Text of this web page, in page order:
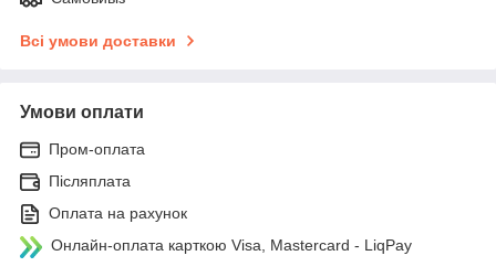
Всі умови доставки
Умови оплати
Пром-оплата
Післяплата
Оплата на рахунок
Онлайн-оплата карткою Visa, Mastercard - LiqPay